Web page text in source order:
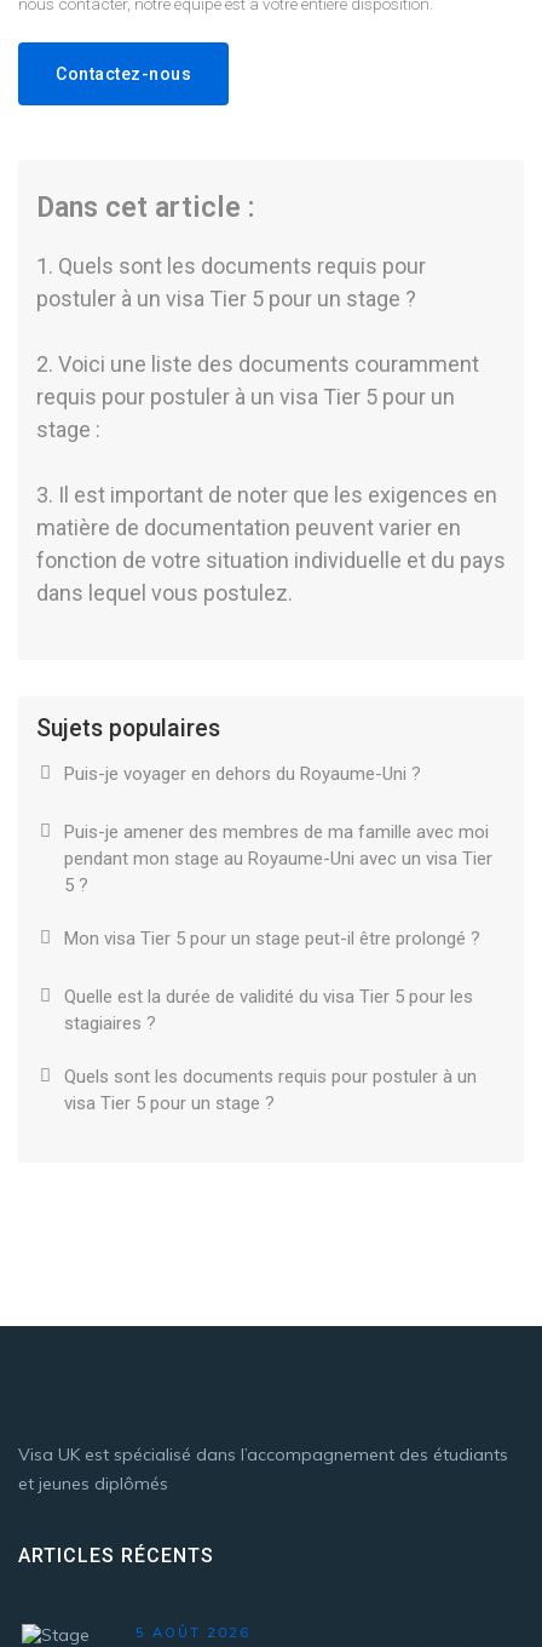
Contactez-nous
Dans cet article :
1. Quels sont les documents requis pour
postuler à un visa Tier 5 pour un stage ?
2. Voici une liste des documents couramment
requis pour postuler à un visa Tier 5 pour un
stage :
3. Il est important de noter que les exigences en
matière de documentation peuvent varier en
fonction de votre situation individuelle et du pays
dans lequel vous postulez.
Sujets populaires
Puis-je voyager en dehors du Royaume-Uni ?
Puis-je amener des membres de ma famille avec moi
pendant mon stage au Royaume-Uni avec un visa Tier
5 ?
Mon visa Tier 5 pour un stage peut-il être prolongé ?
Quelle est la durée de validité du visa Tier 5 pour les
stagiaires ?
Quels sont les documents requis pour postuler à un
visa Tier 5 pour un stage ?
Visa UK est spécialisé dans l’accompagnement des étudiants
et jeunes diplômés
ARTICLES RÉCENTS
5 AOÛT 2026